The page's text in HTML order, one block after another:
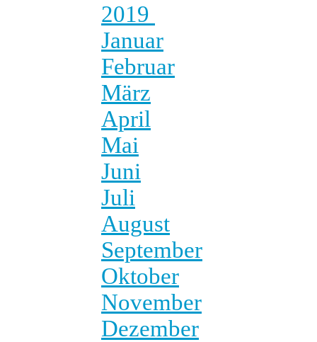
2019
Januar
Februar
März
April
Mai
Juni
Juli
August
September
Oktober
November
Dezember